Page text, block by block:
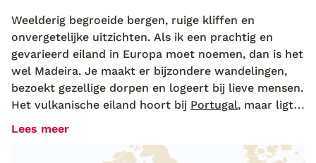
Weelderig begroeide bergen, ruige kliffen en
onvergetelijke uitzichten. Als ik een prachtig en
gevarieerd eiland in Europa moet noemen, dan is het
wel Madeira. Je maakt er bijzondere wandelingen,
bezoekt gezellige dorpen en logeert bij lieve mensen.
Het vulkanische eiland hoort bij Portugal, maar ligt
850 kilometer ten zuidwesten van de Portugese
Oceaan. De bijnaam van Madeira is het Hawaï van
Lees meer